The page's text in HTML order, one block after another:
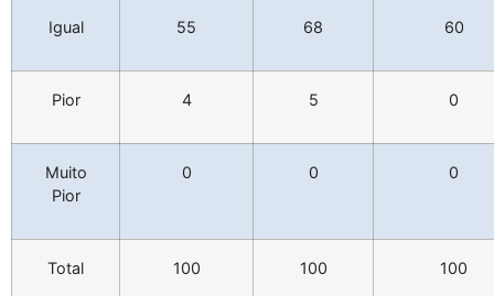
Igual 55 68 60
Pior 4 5 0
Muito
Pior
0 0 0
Total 100 100 100